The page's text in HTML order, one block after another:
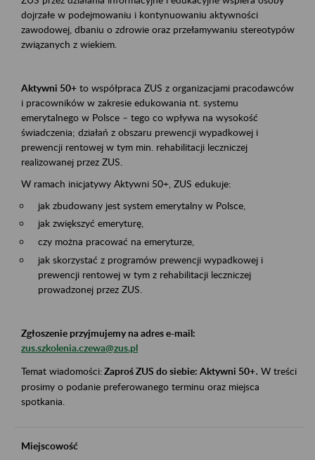
dojrzałe w podejmowaniu i kontynuowaniu aktywności
zawodowej, dbaniu o zdrowie oraz przełamywaniu stereotypów
związanych z wiekiem.
Aktywni 50+ to współpraca ZUS z organizacjami pracodawców
i pracowników w zakresie edukowania nt. systemu
emerytalnego w Polsce – tego co wpływa na wysokość
świadczenia; działań z obszaru prewencji wypadkowej i
prewencji rentowej w tym min. rehabilitacji leczniczej
realizowanej przez ZUS.
W ramach inicjatywy Aktywni 50+, ZUS edukuje:
jak zbudowany jest system emerytalny w Polsce,
jak zwiększyć emeryturę,
czy można pracować na emeryturze,
jak skorzystać z programów prewencji wypadkowej i
prewencji rentowej w tym z rehabilitacji leczniczej
prowadzonej przez ZUS.
Zgłoszenie przyjmujemy na adres e-mail:
zus.szkolenia.czewa@zus.pl
Temat wiadomości:Zaproś ZUS do siebie: Aktywni 50+. W treści
prosimy o podanie preferowanego terminu oraz miejsca
spotkania.
Miejscowość